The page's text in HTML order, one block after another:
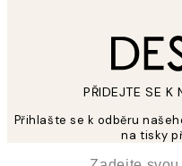
PŘIDEJTE SE K
Přihlašte se k odběru
na tisky